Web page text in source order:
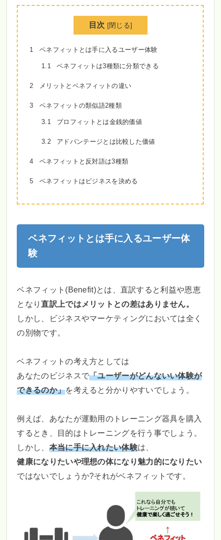
目次 [閉じる]
1 ベネフィットとは手に入るユーザー体験
1.1 ベネフィットは3種類に分類できる
2 メリットとベネフィットの違い
3 ベネフィットの類似語2種類
3.1 プロフィットとは金銭的価値
3.2 アドバンテージとは比較した価値
4 ベネフィットと反対語は3種類
5 ベネフィットはビジネスを決める
ベネフィットとは手に入るユーザー体
験
ベネフィット(Benefit)とは、直訳すると利益や恩恵
となり直訳上ではメリットとの差はありません。
しかし、ビジネスやマーケティングにおいては全く
の別物です。
ベネフィットの考え方としては
あなたのビジネスで「ユーザーがどんないい体験が
できるのか」を考えると分かりやすいでしょう。
例えば、あなたが運動用のトレーニング器具を購入
するとき、目的はトレーニングを行う事でしょう。
しかし、 本当に手に入れたい体験は、
健康になりたいや理想の体になり魅力的になりたい
ではないでしょうか?それがベネフィットです。